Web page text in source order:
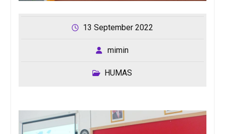
13 September 2022
mimin
HUMAS